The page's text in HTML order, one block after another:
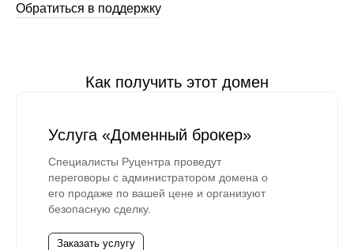
Обратиться в поддержку
Как получить этот домен
Услуга «Доменный брокер»
Специалисты Руцентра проведут
переговоры с администратором домена о
его продаже по вашей цене и организуют
безопасную сделку.
Заказать услугу